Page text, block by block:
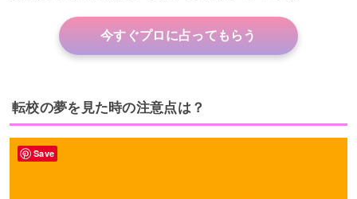
今すぐプロに占ってもらう
転校の夢を見た時の注意点は？
Save